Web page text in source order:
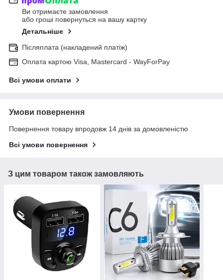
Ви отримаєте замовлення
або гроші повернуться на вашу картку
Детальніше
Післяплата (накладений платіж)
Оплата картою Visa, Mastercard - WayForPay
Всі умови оплати
Умови повернення
Повернення товару впродовж 14 днів за домовленістю
Всі умови повернення
З цим товаром також замовляють